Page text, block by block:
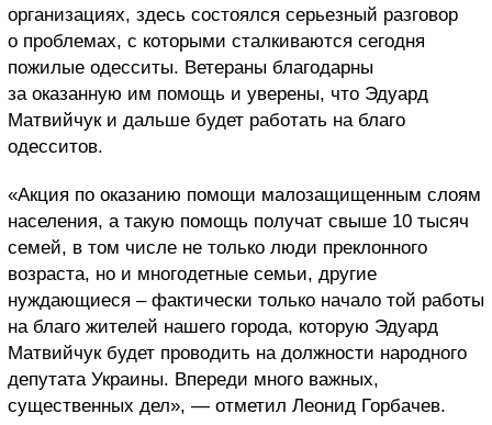
организациях, здесь состоялся серьезный разговор
о проблемах, с которыми сталкиваются сегодня
пожилые одесситы. Ветераны благодарны
за оказанную им помощь и уверены, что Эдуард
Матвийчук и дальше будет работать на благо
одесситов.
«Акция по оказанию помощи малозащищенным слоям
населения, а такую помощь получат свыше 10 тысяч
семей, в том числе не только люди преклонного
возраста, но и многодетные семьи, другие
нуждающиеся – фактически только начало той работы
на благо жителей нашего города, которую Эдуард
Матвийчук будет проводить на должности народного
депутата Украины. Впереди много важных,
существенных дел», — отметил Леонид Горбачев.